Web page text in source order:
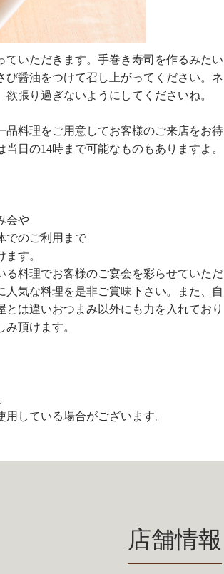
いただきます。手巻き寿司を作るみたい
醤油をつけて召し上がってください。ネ
張り過ぎないようにしてくださいね。
料理をご用意してお客様のご来店をお待
日の14時まで可能なものもありますよ。
会や
でのご利用まで
す。
料理でお客様のご宴会を彩らせていただ
気な料理を是非ご賞味下さい。また、自
は違いおつまみ以外にも力を入れており
頂けます。
している場合がございます。
店舗情報